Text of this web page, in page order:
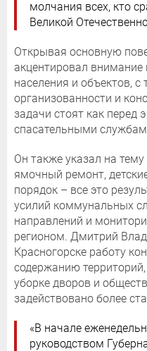
молчания всех, кто
Великой
Открывая основную
акцентировал внимание
населения и объектов, с
организованности и
задачи стоят как перед
спасательными
Он также указал на
ямочный ремонт,
порядок – все это
усилий коммунальных
направлений и
регионом. Дмитрий
Красногорске работу
содержанию
уборке дворов и
задействовано более
«В начале
руководством